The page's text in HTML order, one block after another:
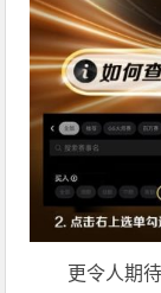
更令人期